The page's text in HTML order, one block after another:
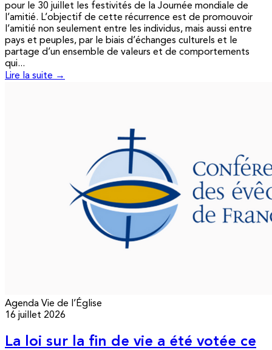
pour le 30 juillet les festivités de la Journée mondiale de
l’amitié. L’objectif de cette récurrence est de promouvoir
l’amitié non seulement entre les individus, mais aussi entre
pays et peuples, par le biais d’échanges culturels et le
partage d’un ensemble de valeurs et de comportements
qui...
Lire la suite →
Agenda Vie de l’Église
16 juillet 2026
La loi sur la fin de vie a été votée ce